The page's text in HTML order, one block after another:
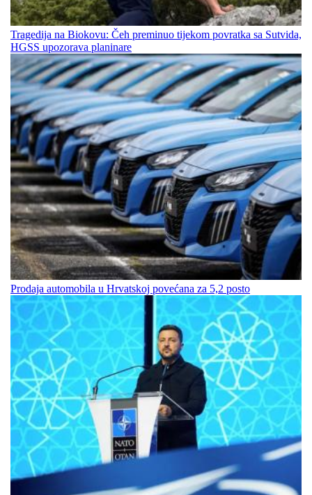
Tragedija na Biokovu: Čeh preminuo tijekom povratka sa Sutvida,
HGSS upozorava planinare
Prodaja automobila u Hrvatskoj povećana za 5,2 posto